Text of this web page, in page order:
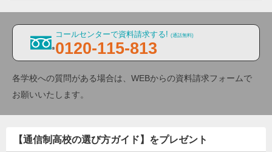
コールセンターで資料請求する! (通話無料)
0120-115-813
各学校への質問がある場合は、WEBからの資料請求フォームで
お願いいたします。
【通信制高校の選び方ガイド】をプレゼント